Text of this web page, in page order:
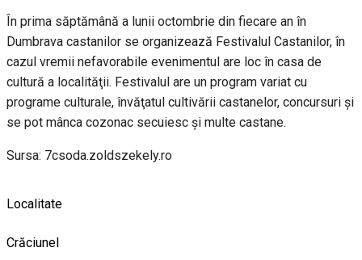
În prima săptămână a lunii octombrie din fiecare an în
Dumbrava castanilor se organizează Festivalul Castanilor, în
cazul vremii nefavorabile evenimentul are loc în casa de
cultură a localităţii. Festivalul are un program variat cu
programe culturale, învăţatul cultivării castanelor, concursuri şi
se pot mânca cozonac secuiesc şi multe castane.
Sursa: 7csoda.zoldszekely.ro
Localitate
Crăciunel